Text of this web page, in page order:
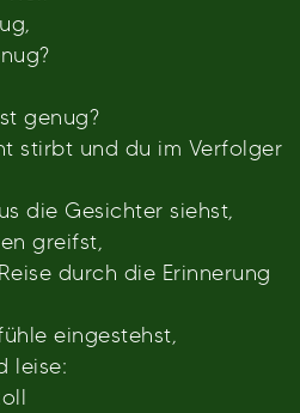
genug?
stirbt und du im Verfolger
die Gesichter siehst,
greifst,
durch die Erinnerung
eingestehst,
leise: